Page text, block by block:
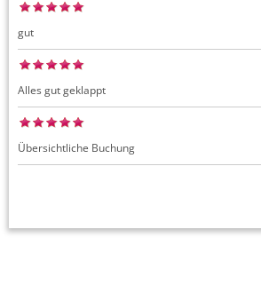
gut
Alles gut geklappt
Übersichtliche Buchung